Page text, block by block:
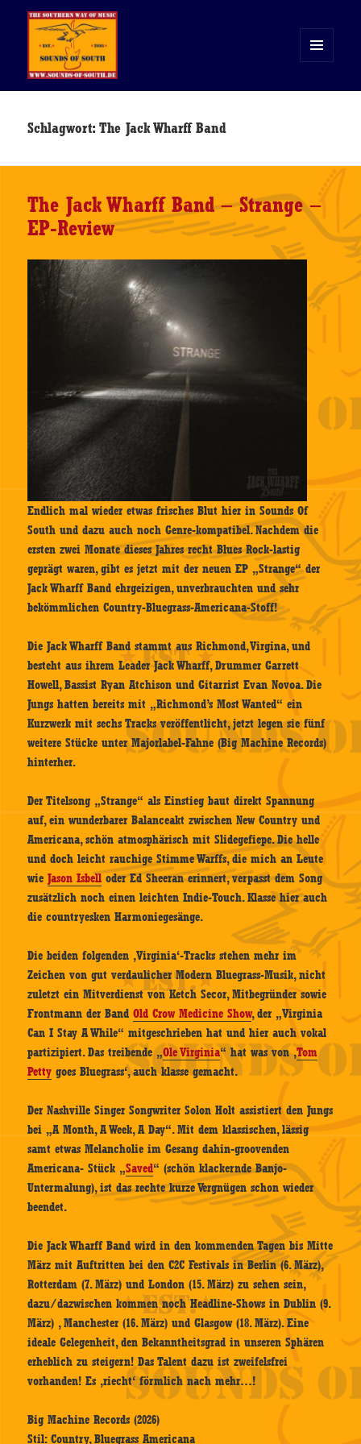
WIDGETS
Schlagwort:The Jack Wharff Band
The Jack Wharff Band – Strange –
EP-Review
Endlich mal wieder etwas frisches Blut hier in Sounds Of
South und dazu auch noch Genre-kompatibel. Nachdem die
ersten zwei Monate dieses Jahres recht Blues Rock-lastig
geprägt waren, gibt es jetzt mit der neuen EP „Strange“ der
Jack Wharff Band ehrgeizigen, unverbrauchten und sehr
bekömmlichen Country-Bluegrass-Americana-Stoff!
Die Jack Wharff Band stammt aus Richmond, Virgina, und
besteht aus ihrem Leader Jack Wharff, Drummer Garrett
Howell, Bassist Ryan Atchison und Gitarrist Evan Novoa. Die
Jungs hatten bereits mit „Richmond’s Most Wanted“ ein
Kurzwerk mit sechs Tracks veröffentlicht, jetzt legen sie fünf
weitere Stücke unter Majorlabel-Fahne (Big Machine Records)
hinterher.
Der Titelsong „Strange“ als Einstieg baut direkt Spannung
auf, ein wunderbarer Balanceakt zwischen New Country und
Americana, schön atmosphärisch mit Slidegefiepe. Die helle
und doch leicht rauchige Stimme Warffs, die mich an Leute
wieJason Isbell oder Ed Sheeran erinnert, verpasst dem Song
zusätzlich noch einen leichten Indie-Touch. Klasse hier auch
die countryesken Harmoniegesänge.
Die beiden folgenden ‚Virginia‘-Tracks stehen mehr im
Zeichen von gut verdaulicher Modern Bluegrass-Musik, nicht
zuletzt ein Mitverdienst von Ketch Secor, Mitbegründer sowie
Frontmann der BandOld Crow Medicine Show, der „Virginia
Can I Stay A While“mitgeschrieben hat und hier auch vokal
partizipiert. Das treibende „Ole Virginia“ hat was von ‚Tom
Petty goes Bluegrass‘, auch klasse gemacht.
Der Nashville Singer Songwriter Solon Holt assistiert den Jungs
bei „A Month, A Week, A Day“. Mit dem klassischen, lässig
samt etwas Melancholie im Gesang dahin-groovenden
Americana- Stück „Saved“ (schön klackernde Banjo-
Untermalung), ist das rechte kurze Vergnügen schon wieder
beendet.
Die Jack Wharff Band wird in den kommenden Tagen bis Mitte
März mit Auftritten bei den C2C Festivals in Berlin (6. März),
Rotterdam (7. März) und London (15. März) zu sehen sein,
dazu/dazwischen kommen noch Headline-Shows in Dublin (9.
März) , Manchester (16. März) und Glasgow (18. März). Eine
ideale Gelegenheit, den Bekanntheitsgrad in unseren Sphären
erheblich zu steigern! Das Talent dazu ist zweifelsfrei
vorhanden! Es ‚riecht‘ förmlich nach mehr…!
Big Machine Records (2026)
Stil: Country, Bluegrass Americana